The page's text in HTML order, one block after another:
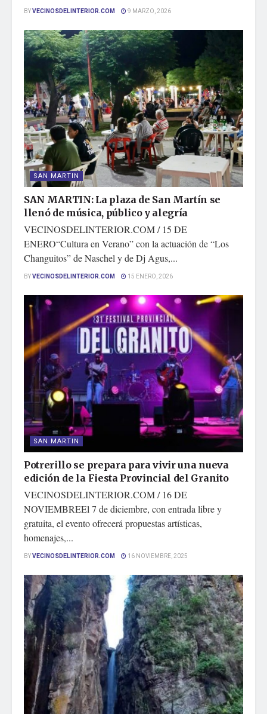
BYVECINOSDELINTERIOR.COM 9 MARZO, 2026
SAN MARTIN
SAN MARTIN: La plaza de San Martín se
llenó de música, público y alegría
VECINOSDELINTERIOR.COM / 15 DE
ENERO“Cultura en Verano” con la actuación de “Los
Changuitos” de Naschel y de Dj Agus,...
BYVECINOSDELINTERIOR.COM 15 ENERO, 2026
SAN MARTIN
Potrerillo se prepara para vivir una nueva
edición de la Fiesta Provincial del Granito
VECINOSDELINTERIOR.COM / 16 DE
NOVIEMBREEl 7 de diciembre, con entrada libre y
gratuita, el evento ofrecerá propuestas artísticas,
homenajes,...
BYVECINOSDELINTERIOR.COM 16 NOVIEMBRE, 2025